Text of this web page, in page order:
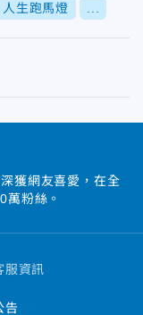
人生跑馬燈
獲網友喜愛，在全
萬粉絲。
服資訊
告